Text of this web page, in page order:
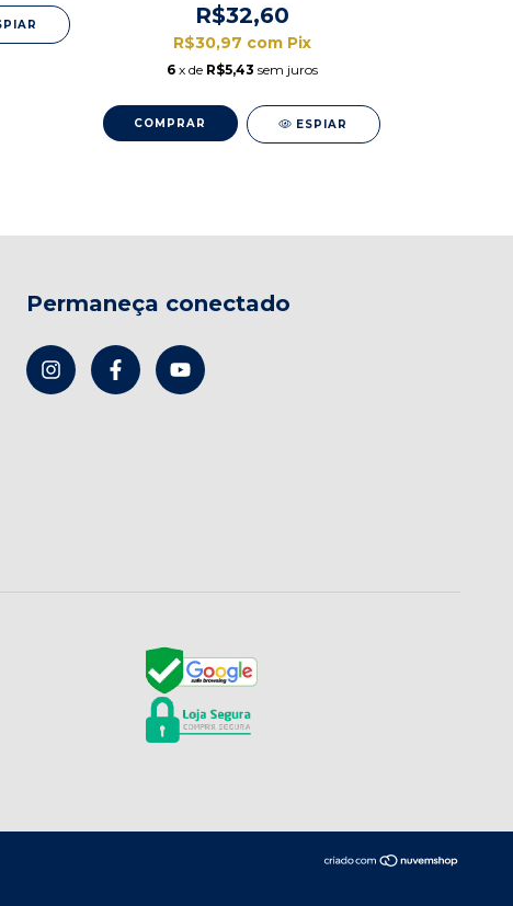
R$32,60
R$30,97 com Pix
6 x de R$5,43 sem juros
ESPIAR
Permaneça conectado